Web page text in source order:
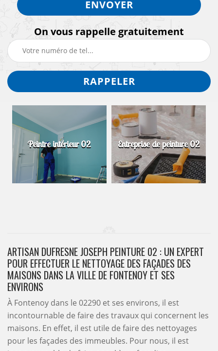
On vous rappelle gratuitement
Peintre intérieur 02 Entreprise de peinture 02
ARTISAN DUFRESNE JOSEPH PEINTURE 02 : UN EXPERT
POUR EFFECTUER LE NETTOYAGE DES FAÇADES DES
MAISONS DANS LA VILLE DE FONTENOY ET SES
ENVIRONS
À Fontenoy dans le 02290 et ses environs, il est
incontournable de faire des travaux qui concernent les
maisons. En effet, il est utile de faire des nettoyages
pour les façades des immeubles. Pour nous, il est